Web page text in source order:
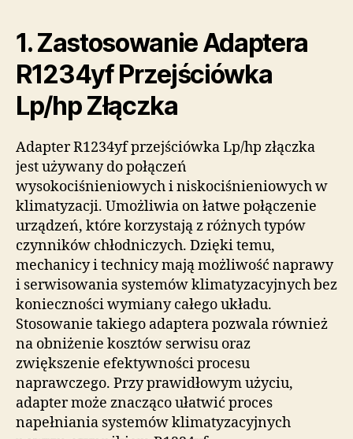
1. Zastosowanie Adaptera
R1234yf Przejściówka
Lp/hp Złączka
Adapter R1234yf przejściówka Lp/hp złączka
jest używany do połączeń
wysokociśnieniowych i niskociśnieniowych w
klimatyzacji. Umożliwia on łatwe połączenie
urządzeń, które korzystają z różnych typów
czynników chłodniczych. Dzięki temu,
mechanicy i technicy mają możliwość naprawy
i serwisowania systemów klimatyzacyjnych bez
konieczności wymiany całego układu.
Stosowanie takiego adaptera pozwala również
na obniżenie kosztów serwisu oraz
zwiększenie efektywności procesu
naprawczego. Przy prawidłowym użyciu,
adapter może znacząco ułatwić proces
napełniania systemów klimatyzacyjnych